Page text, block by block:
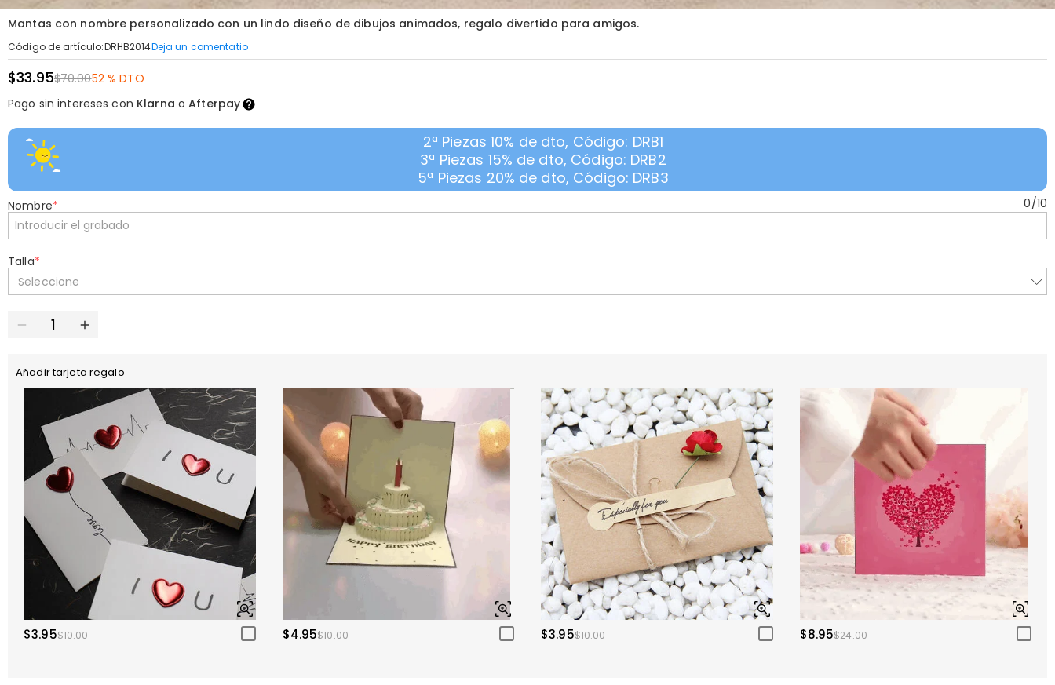
Mantas con nombre personalizado con un lindo diseño de dibujos animados, regalo divertido para amigos.
Código de artículo:DRHB2014Deja un comentatio
$33.95$70.0052 % DTO
Pago sin intereses con Klarna oAfterpay
2ª Piezas 10% de dto, Código: DRB1
3ª Piezas 15% de dto, Código: DRB2
5ª Piezas 20% de dto, Código: DRB3
Nombre* 0/10
Talla*
Seleccione
Añadir tarjeta regalo
$3.95$10.00 $4.95$10.00 $3.95$10.00 $8.95$24.00